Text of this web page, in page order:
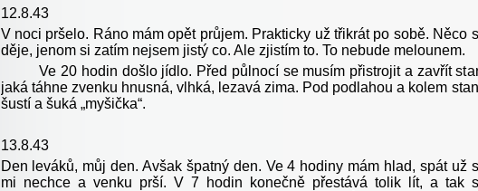
12.8.43
V noci pršelo. Ráno mám opět průjem. Prakticky už třikrát po sobě. Něco
děje, jenom si zatím nejsem jistý co. Ale zjistím to. To nebude melounem.
Ve 20 hodin došlo jídlo. Před půlnocí se musím přistrojit a zavřít
jaká táhne zvenku hnusná, vlhká, lezavá zima. Pod podlahou a kolem
šustí a šuká „myšička“.
13.8.43
Den leváků, můj den. Avšak špatný den. Ve 4 hodiny mám hlad, spát už
mi nechce a venku prší. V 7 hodin konečně přestává tolik lít, a tak